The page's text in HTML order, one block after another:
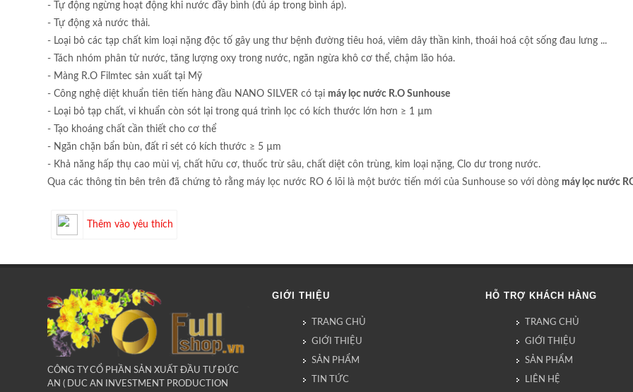
- Tự động ngừng hoạt động khi nước đầy bình (đủ áp trong bình áp).
- Tự động xả nước thải.
- Loại bỏ các tạp chất kim loại nặng độc tố gây ung thư bệnh đường tiêu hoá, viêm dây thần kinh, thoái hoá cột sống đau lưng ...
- Tách nhóm phân tử nước, tăng lượng oxy trong nước, ngăn ngừa khô cơ thể, chậm lão hóa.
- Màng R.O Filmtec sản xuất tại Mỹ
- Công nghệ diệt khuẩn tiên tiến hàng đầu NANO SILVER có tại máy lọc nước R.O Sunhouse
- Loại bỏ tạp chất, vi khuẩn còn sót lại trong quá trình lọc có kích thước lớn hơn ≥ 1 µm
- Tạo khoáng chất cần thiết cho cơ thể
- Ngăn chặn bẩn bùn, đất rỉ sét có kích thước ≥ 5 µm
- Khả năng hấp thụ cao mùi vị, chất hữu cơ, thuốc trừ sâu, chất diệt côn trùng, kim loại nặng, Clo dư trong nước.
Qua các thông tin bên trên đã chứng tỏ rằng máy lọc nước RO 6 lõi là một bước tiến mới của Sunhouse so với dòng máy lọc nước
Thêm vào yêu thích
CÔNG TY CỔ PHẦN SẢN XUẤT ĐẦU TƯ ĐỨC
AN ( DUC AN INVESTMENT PRODUCTION
GIỚI THIỆU
TRANG CHỦ
GIỚI THIỆU
SẢN PHẨM
TIN TỨC
HỖ TRỢ KHÁCH HÀNG
TRANG CHỦ
GIỚI THIỆU
SẢN PHẨM
LIÊN HỆ